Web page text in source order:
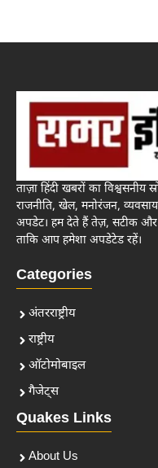
ताज़ा हिंदी खबरों का विश्वसनीय
राजनीति, खेल, मनोरंजन,
अपडेट। हम देते हैं तेज़, सटीक और
ताकि आप हमेशा अपडेटेड रहें।
Categories
अंतरराष्ट्रीय
राष्ट्रीय
ऑटोमोबाइल
गैजेट्स
Quakes Links
About Us